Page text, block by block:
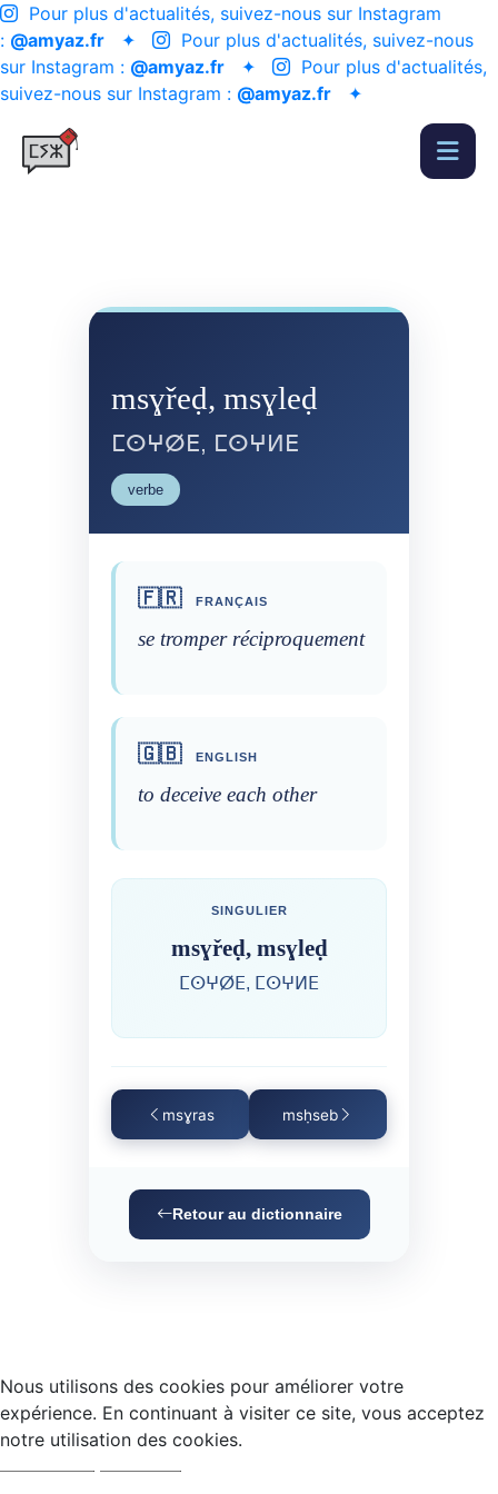
Pour plus d'actualités, suivez-nous sur Instagram
: @amyaz.fr ✦
Pour plus d'actualités, suivez-nous
sur Instagram : @amyaz.fr ✦
Pour plus d'actualités,
suivez-nous sur Instagram : @amyaz.fr ✦
msɣřeḍ, msɣleḍ
ⵎⵙⵖⵁⴹ, ⵎⵙⵖⵍⴹ
verbe
🇫🇷 FRANÇAIS
se tromper réciproquement
🇬🇧 ENGLISH
to deceive each other
SINGULIER
msɣřeḍ, msɣleḍ
ⵎⵙⵖⵁⴹ, ⵎⵙⵖⵍⴹ
msɣras msḥseb
Retour au dictionnaire
Nous utilisons des cookies pour améliorer votre
expérience. En continuant à visiter ce site, vous acceptez
notre utilisation des cookies.